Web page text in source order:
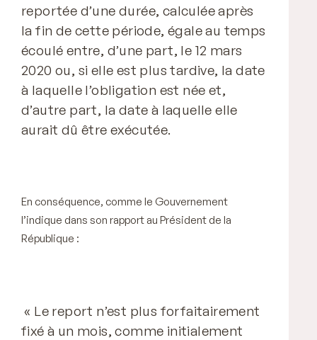
reportée d’une durée, calculée après
la fin de cette période, égale au temps
écoulé entre, d’une part, le 12 mars
2020 ou, si elle est plus tardive, la date
à laquelle l’obligation est née et,
d’autre part, la date à laquelle elle
aurait dû être exécutée.
En conséquence, comme le Gouvernement
l’indique dans son rapport au Président de la
République :
« Le report n’est plus forfaitairement
fixé à un mois, comme initialement